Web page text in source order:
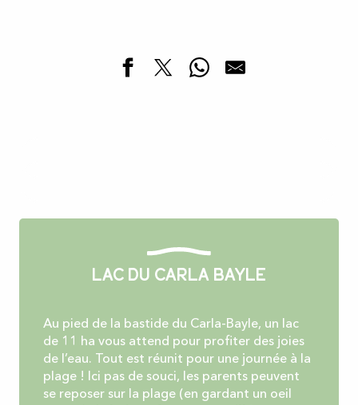
Lac du Carla Bayle
Au pied de la bastide du Carla-Bayle, un lac
de 11 ha vous attend pour profiter des joies
de l’eau. Tout est réunit pour une journée à la
plage ! Ici pas de souci, les parents peuvent
se reposer sur la plage (en gardant un oeil